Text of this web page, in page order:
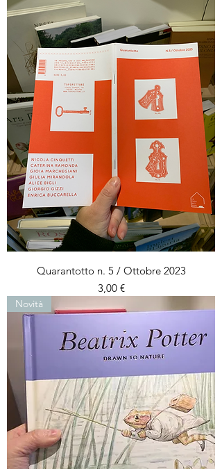
Quarantotto n. 5 / Ottobre 2023
Prezzo
3,00 €
Novità